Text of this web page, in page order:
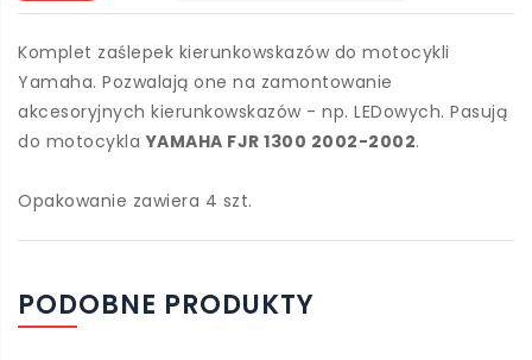
Komplet zaślepek kierunkowskazów do motocykli
Yamaha. Pozwalają one na zamontowanie
akcesoryjnych kierunkowskazów - np. LEDowych. Pasują
do motocyklaYAMAHA FJR 1300 2002-2002.
Opakowanie zawiera 4 szt.
PODOBNE PRODUKTY